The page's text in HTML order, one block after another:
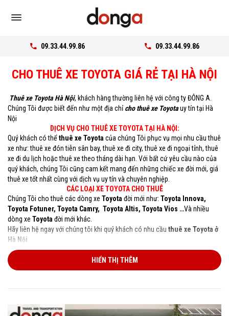
09.33.44.99.86 09.33.44.99.86
CHO THUÊ XE TOYOTA GIÁ RẺ TẠI HÀ NỘI
Thuê xe Toyota Hà Nội, khách hàng thường liên hệ với công ty ĐÔNG A.
Chúng Tôi được biết đến như một địa chỉ cho thuê xe Toyotauy tín tại Hà
Nội
DỊCH VỤ CHO THUÊ XE TOYOTA TẠI HÀ NỘI:
Quý khách có thểthuê xe Toyota của chúng Tôi phục vụ mọi nhu cầu thuê
xe như: thuê xe đón tiễn sân bay, thuê xe đi city, thuê xe đi ngoại tỉnh, thuê
xe đi du lịch hoặc thuê xe theo tháng dài hạn. Với bất cứ yêu cầu nào của
quý khách, chúng Tôi cũng cam kết mang đến những chiếc xe đời mới, giá
thuê xe tốt nhất cùng với dịch vụ uy tín và chuyên nghiệp.
CÁC LOẠI XE TOYOTA CHO THUÊ
Chúng Tôi cho thuê các dòng xe Toyota đời mới như: Toyota Innova,
Toyota Fotuner, Toyota Camry, Toyota Altis, Toyota Vios …Và nhiều
dòng xe Toyota đời mới khác.
Hãy liên hệ ngay với chúng tôi khi quý khách có nhu cầu thuê xe Toyota ở
Hà Nội
HIỂN THỊ THÊM